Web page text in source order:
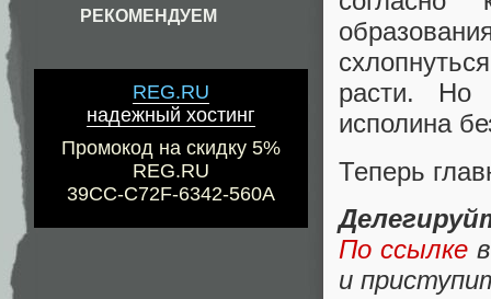
РЕКОМЕНДУЕМ
REG.RU
надежный хостинг
Промокод на скидку 5%
REG.RU
39CC-C72F-6342-560A
расти. Но
исполина
Теперь
По ссылке
и